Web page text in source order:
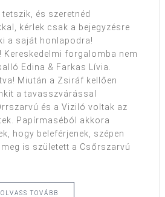
tetszik, és szeretnéd
kérlek csak a bejegyzésre
a saját honlapodra!
Kereskedelmi forgalomba nem
Edina & Farkas Lívia.
Miután a Zsiráf kellően
a tavasszvárással
és a Viziló voltak az
Papírmaséból akkora
hogy beleférjenek, szépen
is született a Csőrszarvú
OLVASS TOVÁBB